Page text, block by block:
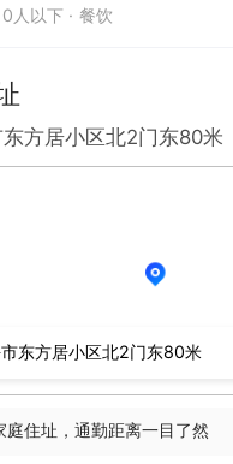
请直接拨打电话，平时
是在二丫网上看到的~
人以下 餐饮
东方居小区北2门东80米
东方居小区北2门东80米
庭住址，通勤距离一目了然